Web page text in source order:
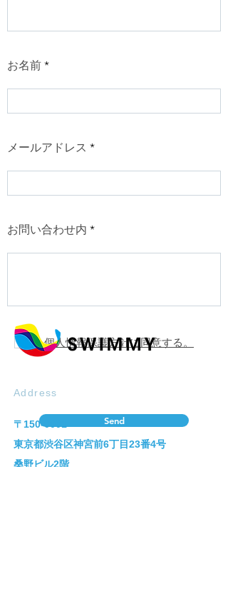
お名前
メールアドレス
お問い合わせ内
- 個人情報保護方針に同意する。
Send
Address
〒150-0001
東京都渋谷区神宮前6丁目23番4号
桑野ビル2階